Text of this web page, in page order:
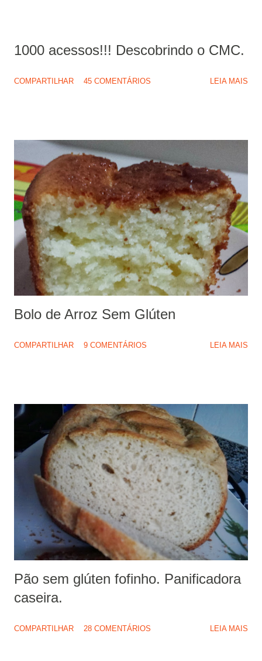
1000 acessos!!! Descobrindo o CMC.
COMPARTILHAR 45 COMENTÁRIOS LEIA MAIS
Bolo de Arroz Sem Glúten
COMPARTILHAR 9 COMENTÁRIOS LEIA MAIS
Pão sem glúten fofinho. Panificadora
caseira.
COMPARTILHAR 28 COMENTÁRIOS LEIA MAIS